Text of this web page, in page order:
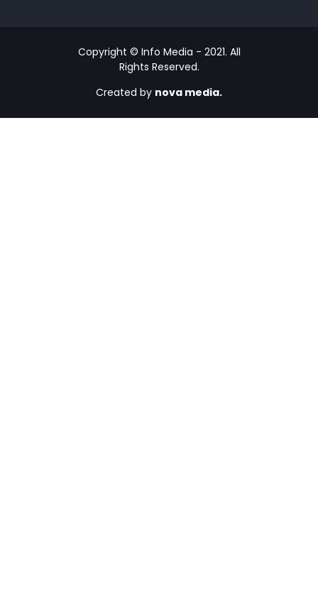
Copyright © Info Media - 2021. All
Rights Reserved.
Created by nova media.